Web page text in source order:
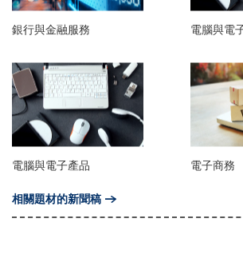
銀行與金融服務 電腦與電
電腦與電子產品 電子商務
相關題材的新聞稿